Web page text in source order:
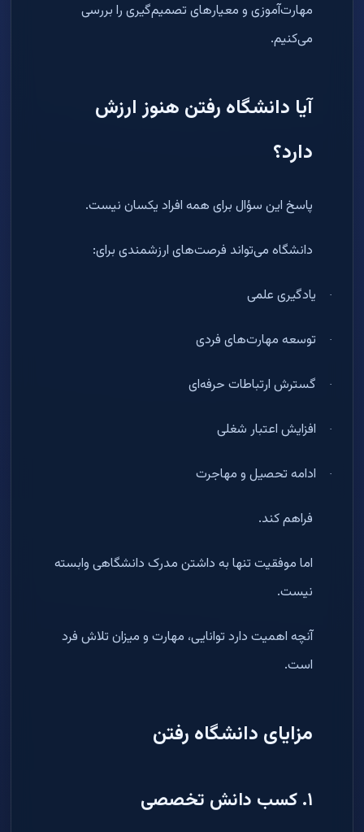
مهارت‌آموزی و معیارهای تصمیم‌گیری را بررسی
می‌کنیم.
آیا دانشگاه رفتن هنوز ارزش
دارد؟
پاسخ این سؤال برای همه افراد یکسان نیست.
دانشگاه می‌تواند فرصت‌های ارزشمندی برای:
· یادگیری علمی
· توسعه مهارت‌های فردی
· گسترش ارتباطات حرفه‌ای
· افزایش اعتبار شغلی
· ادامه تحصیل و مهاجرت
فراهم کند.
اما موفقیت تنها به داشتن مدرک دانشگاهی وابسته
نیست.
آنچه اهمیت دارد توانایی، مهارت و میزان تلاش فرد
است.
مزایای دانشگاه رفتن
۱.کسب دانش تخصصی